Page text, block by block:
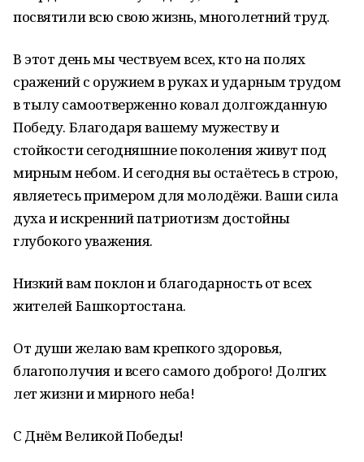
посвятили всю свою жизнь, многолетний труд.
В этот день мы чествуем всех, кто на полях
сражений с оружием в руках и ударным трудом
в тылу самоотверженно ковал долгожданную
Победу. Благодаря вашему мужеству и
стойкости сегодняшние поколения живут под
мирным небом. И сегодня вы остаётесь в строю,
являетесь примером для молодёжи. Ваши сила
духа и искренний патриотизм достойны
глубокого уважения.
Низкий вам поклон и благодарность от всех
жителей Башкортостана.
От души желаю вам крепкого здоровья,
благополучия и всего самого доброго! Долгих
лет жизни и мирного неба!
С Днём Великой Победы!